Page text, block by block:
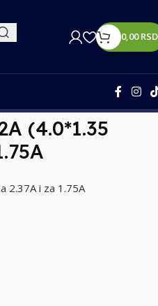
0,00RSD
(4.0*1.35
2.37A i za 1.75A